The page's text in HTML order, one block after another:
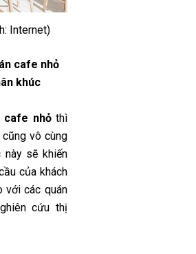
Internet)
cafe nhỏ
khúc
cafe nhỏthì
vô cùng
sẽ khiến
của khách
với các quán
cứu thị